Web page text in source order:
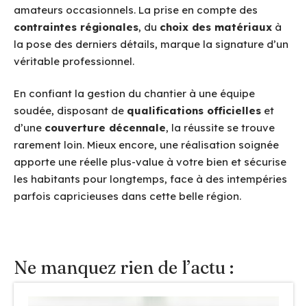
amateurs occasionnels. La prise en compte des
contraintes régionales, du choix des matériaux à
la pose des derniers détails, marque la signature d’un
véritable professionnel.
En confiant la gestion du chantier à une équipe
soudée, disposant de qualifications officielles et
d’une couverture décennale, la réussite se trouve
rarement loin. Mieux encore, une réalisation soignée
apporte une réelle plus-value à votre bien et sécurise
les habitants pour longtemps, face à des intempéries
parfois capricieuses dans cette belle région.
Ne manquez rien de l’actu :